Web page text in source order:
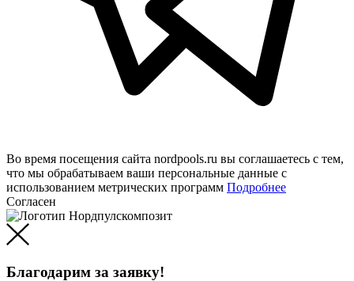
Во время посещения сайта nordpools.ru вы соглашаетесь с тем,
что мы обрабатываем ваши персональные данные с
использованием метрических программ Подробнее
Согласен
Благодарим за заявку!